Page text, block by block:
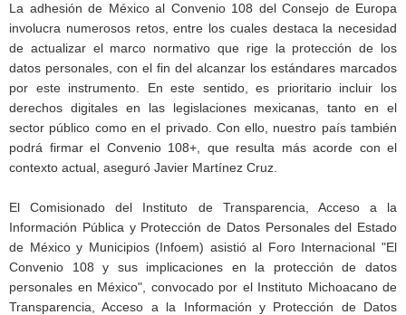
La adhesión de México al Convenio 108 del Consejo de Europa
involucra numerosos retos, entre los cuales destaca la necesidad
de actualizar el marco normativo que rige la protección de los
datos personales, con el fin del alcanzar los estándares marcados
por este instrumento. En este sentido, es prioritario incluir los
derechos digitales en las legislaciones mexicanas, tanto en el
sector público como en el privado. Con ello, nuestro país también
podrá firmar el Convenio 108+, que resulta más acorde con el
contexto actual, aseguró Javier Martínez Cruz.
El Comisionado del Instituto de Transparencia, Acceso a la
Información Pública y Protección de Datos Personales del Estado
de México y Municipios (Infoem) asistió al Foro Internacional "El
Convenio 108 y sus implicaciones en la protección de datos
personales en México", convocado por el Instituto Michoacano de
Transparencia, Acceso a la Información y Protección de Datos